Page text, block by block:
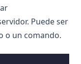
Puede ser
o un comando.